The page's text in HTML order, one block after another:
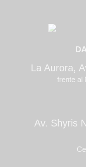
La Aurora,
frente al
Av. Shyris